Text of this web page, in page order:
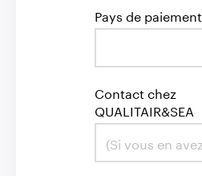
Pays de paiement
Contact chez
QUALITAIR&SEA